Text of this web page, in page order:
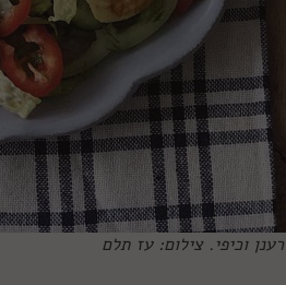
וכיפי. צילום: עז תלם